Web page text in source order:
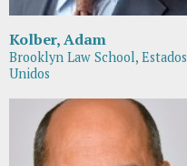
Kolber, Adam
Brooklyn Law School, Estados
Unidos